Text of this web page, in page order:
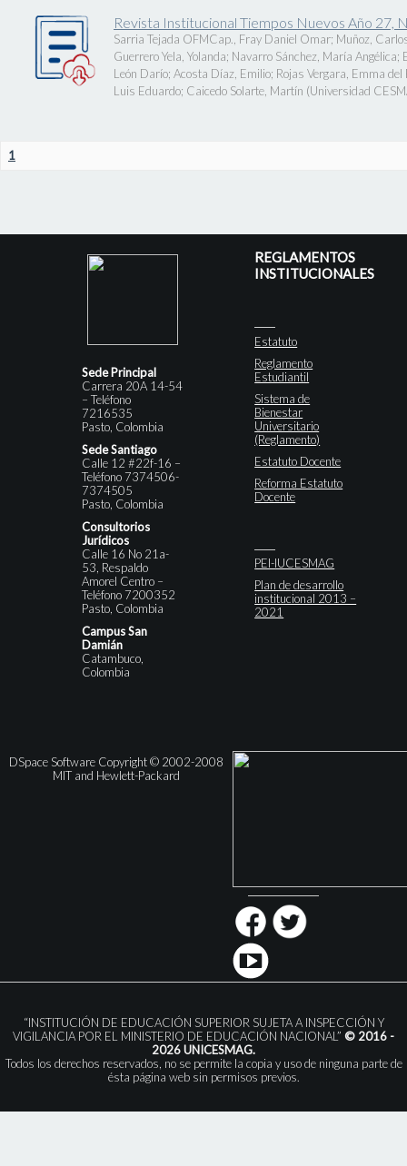
Revista Institucional Tiempos Nuevos Año 27,
Sarria Tejada OFMCap., Fray Daniel Omar; Muñoz,
Guerrero Yela, Yolanda; Navarro Sánchez, María Angélica;
León Darío; Acosta Díaz, Emilio; Rojas Vergara, Emma del
Luis Eduardo; Caicedo Solarte, Martín (Universidad
1
Sede Principal
Carrera 20A 14-54
– Teléfono
7216535
Pasto, Colombia
Sede Santiago
Calle 12 #22f-16 –
Teléfono 7374506-
7374505
Pasto, Colombia
Consultorios
Jurídicos
Calle 16 No 21a-
53, Respaldo
Amorel Centro –
Teléfono 7200352
Pasto, Colombia
Campus San
Damián
Catambuco,
Colombia
REGLAMENTOS
INSTITUCIONALES
Estatuto
Reglamento
Estudiantil
Sistema de
Bienestar
Universitario
(Reglamento)
Estatuto Docente
Reforma Estatuto
Docente
PEI-IUCESMAG
Plan de desarrollo
institucional 2013 –
2021
DSpace Software Copyright © 2002-2008
MIT and Hewlett-Packard
“INSTITUCIÓN DE EDUCACIÓN SUPERIOR SUJETA A INSPECCIÓN Y
VIGILANCIA POR EL MINISTERIO DE EDUCACIÓN NACIONAL” © 2016 -
2026 UNICESMAG.
Todos los derechos reservados, no se permite la copia y uso de ninguna parte de
ésta página web sin permisos previos.